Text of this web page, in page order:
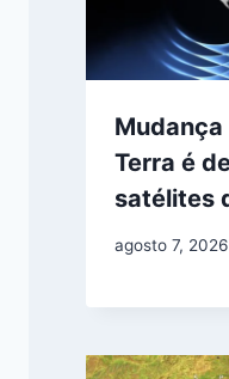
Mudança
Terra é
satélites
agosto 7, 2026